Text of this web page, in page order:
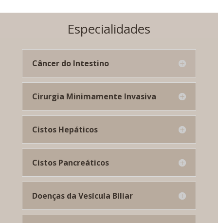
Especialidades
Câncer do Intestino
Cirurgia Minimamente Invasiva
Cistos Hepáticos
Cistos Pancreáticos
Doenças da Vesícula Biliar